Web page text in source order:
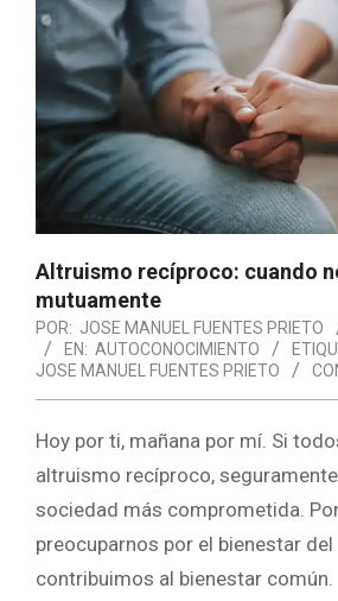
Altruismo recíproco: cuando
mutuamente
POR: JOSE MANUEL FUENTES PRIETO
EN: AUTOCONOCIMIENTO
JOSE MANUEL FUENTES PRIETO
Hoy por ti, mañana por mí. Si
altruismo recíproco,
sociedad más comprometida.
preocuparnos por el bienestar
contribuimos al bienestar común.